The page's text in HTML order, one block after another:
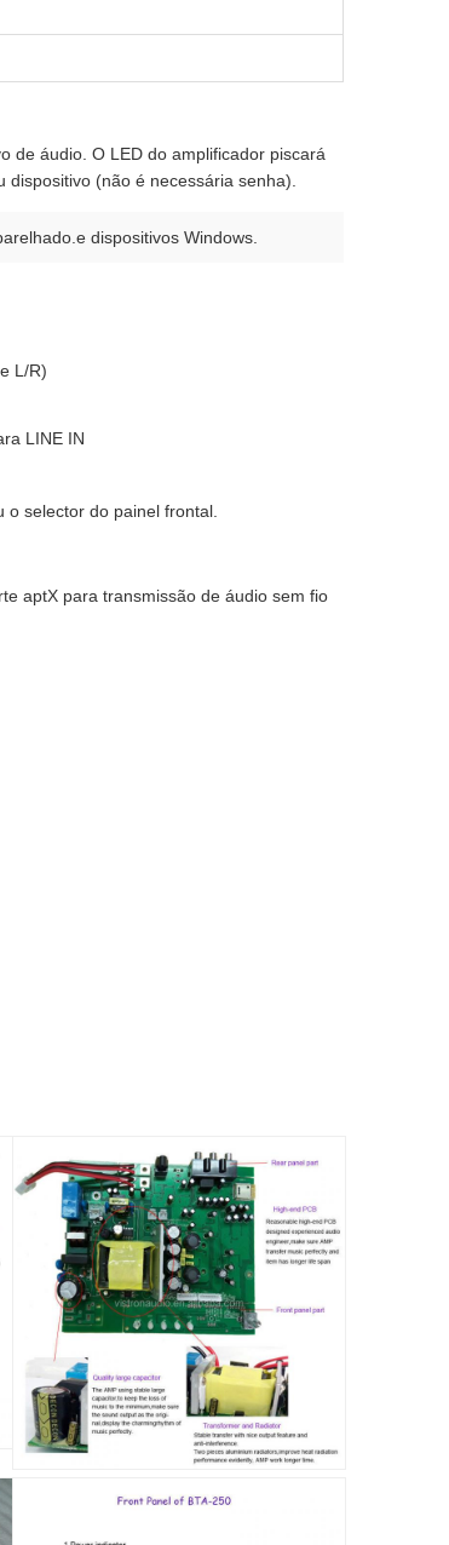
de áudio. O LED do amplificador piscará
(não é necessária senha).
dispositivos Windows.
L/R)
LINE IN
selector do painel frontal.
aptX para transmissão de áudio sem fio